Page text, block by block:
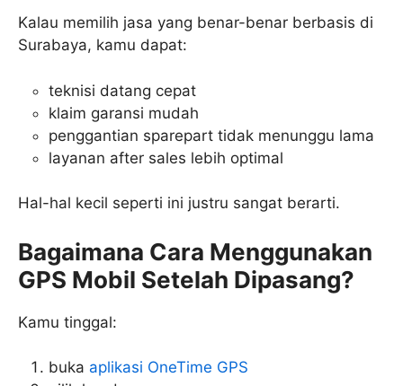
Kalau memilih jasa yang benar-benar berbasis di
Surabaya, kamu dapat:
teknisi datang cepat
klaim garansi mudah
penggantian sparepart tidak menunggu lama
layanan after sales lebih optimal
Hal-hal kecil seperti ini justru sangat berarti.
Bagaimana Cara Menggunakan
GPS Mobil Setelah Dipasang?
Kamu tinggal:
buka aplikasi OneTime GPS